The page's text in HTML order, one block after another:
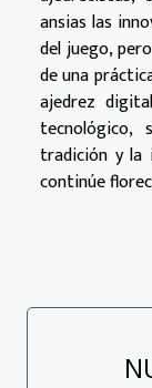
ansias las
del juego,
de una
ajedrez
tradición y la
continúe